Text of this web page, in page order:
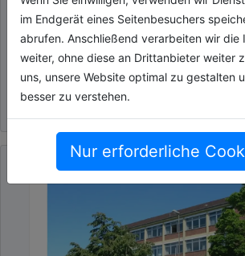
im Endgerät eines Seitenbesuchers
abrufen. Anschließend verarbeiten wir die
weiter, ohne diese an Drittanbieter weiter
uns, unsere Website optimal zu gestalten
besser zu verstehen.
Nur erforderliche
trocken. Dem gegenüber stehen
Starkregenereignisse und allen
07.07.2026, Lesezeit ca. 7 Minuten
energie